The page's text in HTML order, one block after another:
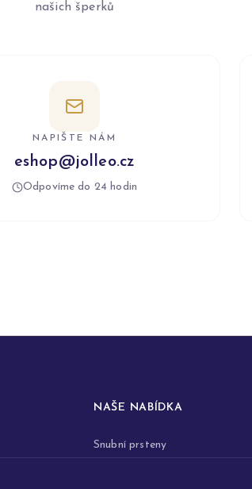
našich šperků
NAPIŠTE NÁM
eshop@jolleo.cz
Odpovíme do 24 hodin
NAŠE NABÍDKA
Snubní prsteny